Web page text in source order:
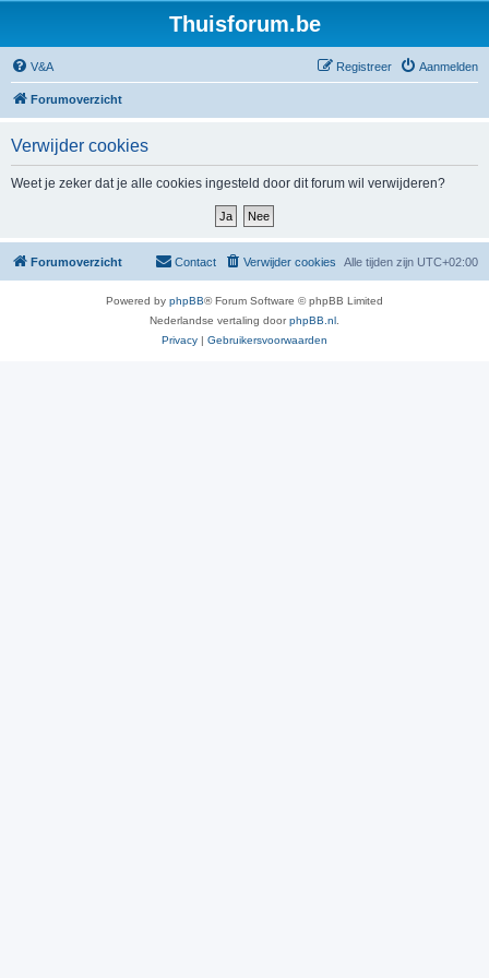
Thuisforum.be
V&A Aanmelden
Registreer
Forumoverzicht
Verwijder cookies
Weet je zeker dat je alle cookies ingesteld door dit forum wil verwijderen?
Forumoverzicht Alle tijden zijn UTC+02:00
Verwijder cookies
Contact
Powered by phpBB® Forum Software © phpBB Limited
Nederlandse vertaling doorphpBB.nl
Privacy | Gebruikersvoorwaarden